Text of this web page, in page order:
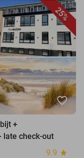
25%
favorite_border
+
late check-out
9.9 star